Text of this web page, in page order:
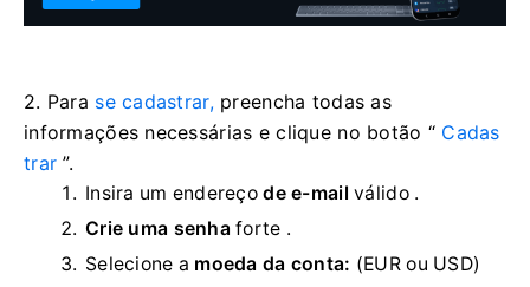
2. Para se cadastrar,preencha todas as
informações necessárias e clique no botão “ Cadas
trar ”.
Insira um endereçode e-mail válido .
Crie uma senha forte .
Selecione a moeda da conta: (EUR ou USD)